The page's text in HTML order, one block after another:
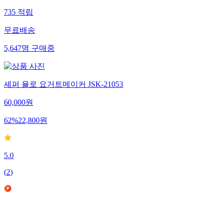
735 적립
무료배송
5,647명 구매중
셰퍼 욜로 요거트메이커 JSK-21053
60,000원
62%22,800원
5.0
(2)